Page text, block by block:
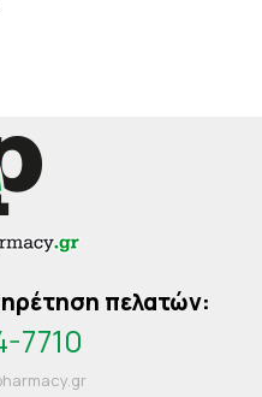
πελατών:
7710